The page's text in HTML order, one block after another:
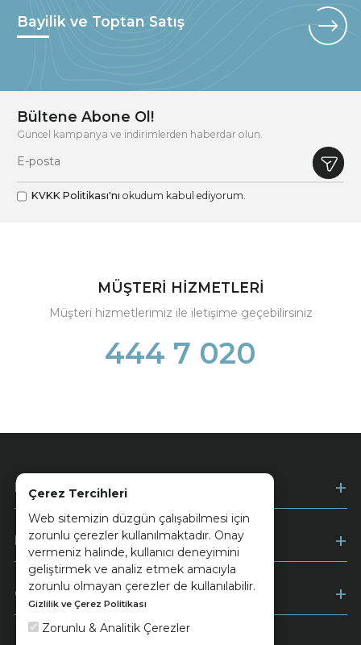
Çerez Tercihleri
Web sitemizin düzgün çalışabilmesi için
zorunlu çerezler kullanılmaktadır. Onay
vermeniz halinde, kullanıcı deneyimini
geliştirmek ve analiz etmek amacıyla
zorunlu olmayan çerezler de kullanılabilir.
Gizlilik ve Çerez Politikası
Zorunlu & Analitik Çerezler
Bayilik ve Toptan Satış
Bültene Abone Ol!
Güncel kampanya ve indirimlerden haberdar olun.
KVKK Politikası'nı okudum kabul ediyorum.
MÜŞTERİ HİZMETLERİ
Müşteri hizmetlerimiz ile iletişime geçebilirsiniz
444 7 020
Kurumsal
Müşteri Hizmetleri
Ödeme